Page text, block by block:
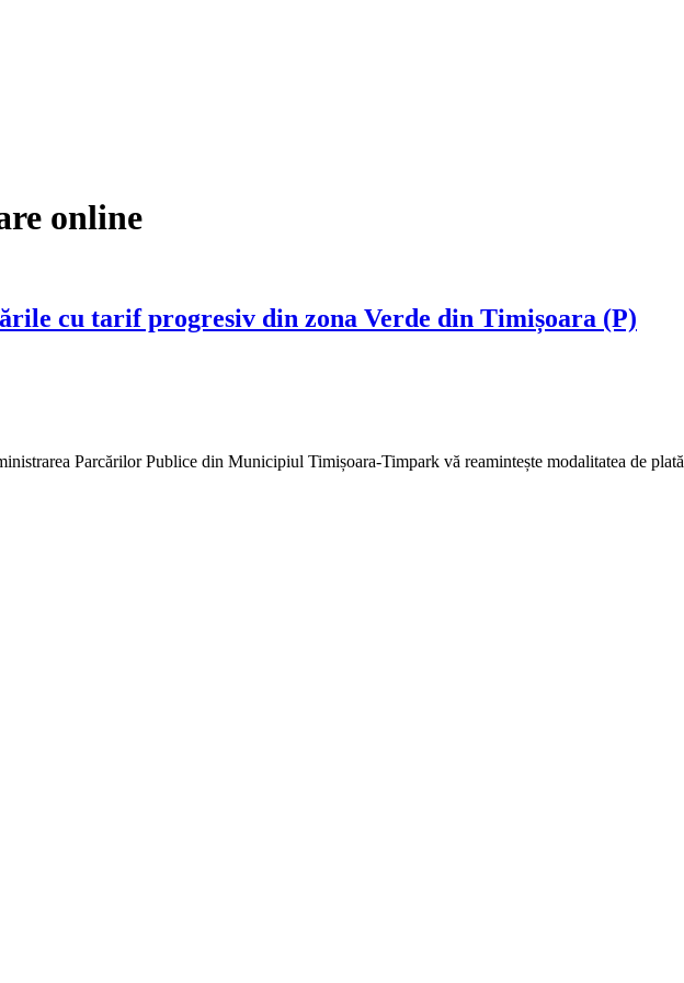
online
cu tarif progresiv din zona Verde din Timișoara (P)
Parcărilor Publice din Municipiul Timișoara-Timpark vă reamintește modalitatea de